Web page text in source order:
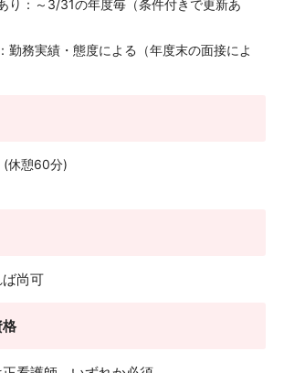
り：～3/31の年度毎（条件付きで更新あ
勤務実績・態度による（年度末の面接によ
憩60分)
尚可